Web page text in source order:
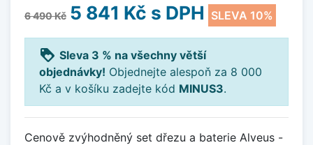
6 490 Kč 5 841 Kč s DPH SLEVA 10%
loyalty Sleva 3 % na všechny větší
objednávky! Objednejte alespoň za 8 000
Kč a v košíku zadejte kód MINUS3.
Cenově zvýhodněný set dřezu a baterie Alveus -